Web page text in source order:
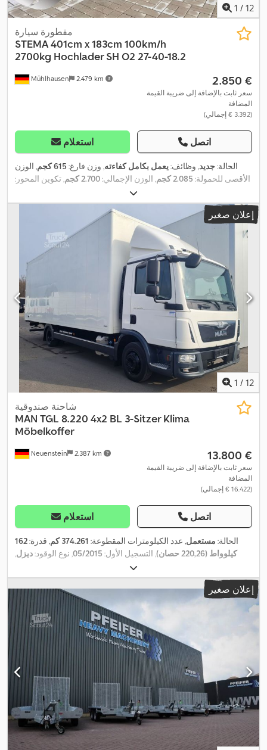
1 / 12
Mühlhausen 2.479 km
مقطورة سيارة
STEMA 401cm x 183cm 100km/h
2700kg Hochlader SH O2 27-40-18.2
‏2.850 €
سعر ثابت بالإضافة إلى ضريبة القيمة
المضافة
(‏3.392 € إجمالي)
استعلام اتصل
الحالة:جديد, وظائف:يعمل بكامل كفاءته, وزن فارغ: 615 كجم
, الوزن
الأقصى للحمولة: 2.085 كجم , الوزن الإجمالي:2.700 كجم
, تكوين المحور:
4.010 مم
مم, ارتفاع مساحة التحميل:400 مم , سنة الصنع:2026 ,
إعلان صغير
1 / 12
Neuenstein 2.387 km
شاحنة صندوقية
MAN TGL 8.220 4x2 BL 3-Sitzer Klima
Möbelkoffer
‏13.800 €
سعر ثابت بالإضافة إلى ضريبة القيمة
المضافة
(‏16.422 € إجمالي)
استعلام اتصل
الحالة: مستعمل, عدد الكيلومترات المقطوعة: 374.261 كم , قدرة:162
كيلوواط (220,26 حصان)
, التسجيل الأول: 05/2015 , نوع الوقود:ديزل
, لون:
الانبعاثات:يورو 6 , عدد المقاعد:3, حجم مساحة التحميل:46 م³
, طول
مساحة التحميل:7.180 مم , عرض مساحة التحميل:2.450 مم
, ارتفاع
مساحة التحميل:2.630 مم , معدات: تكييف الهواء, نظام الفرامل المانعة
للانغلاق (ABS)
إعلان صغير